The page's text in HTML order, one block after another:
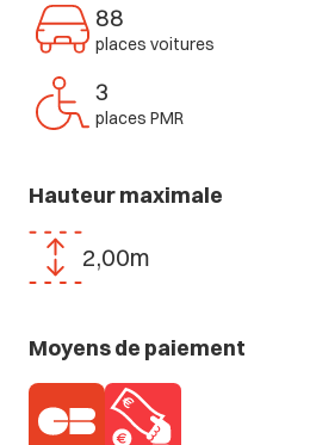
88
places voitures
3
places PMR
Hauteur maximale
2,00m
Moyens de paiement